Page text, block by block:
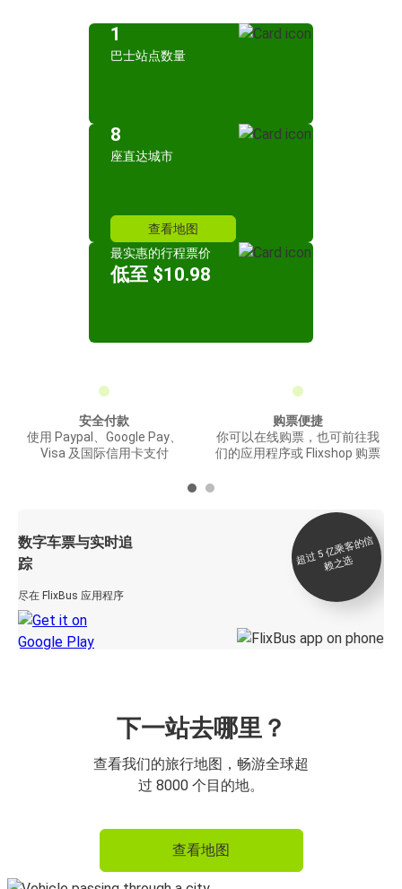
1
巴士站点数量
8
座直达城市
查看地图
最实惠的行程票价
低至 $10.98
安全付款
使用 Paypal、Google Pay、
Visa 及国际信用卡支付
购票便捷
你可以在线购票，也可前往我
们的应用程序或 Flixshop 购票
数字车票与实时追
踪
尽在 FlixBus 应用程序
超
过 5
亿
乘
客
的
信
赖
之
选
下一站去哪里？
查看我们的旅行地图，畅游全球超
过 8000 个目的地。
查看地图